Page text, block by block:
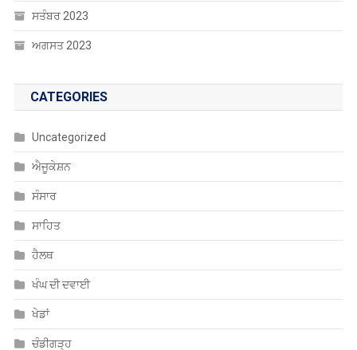
ਸਤੰਬਰ 2023
ਅਗਸਤ 2023
CATEGORIES
Uncategorized
ਐਜੂਕੇਸ਼ਨ
ਸੰਸਾਰ
ਸਾਹਿਤ
ਹੈਲਥ
ਖੰਘ ਦੀ ਦਵਾਈ
ਖੇਡਾਂ
ਚੰਡੀਗੜ੍ਹ